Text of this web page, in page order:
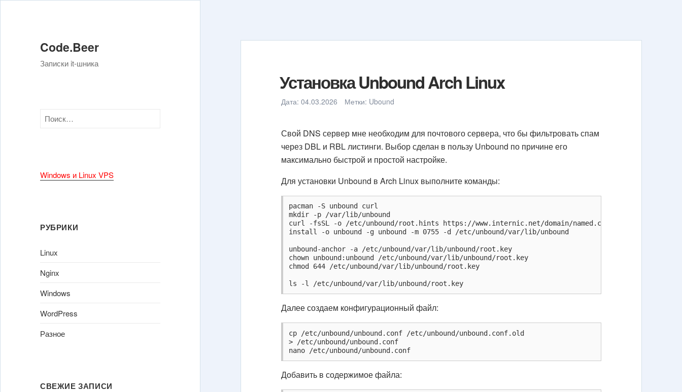
Code.Beer
Записки it-шника
Н
:Windows и Linux VPS
РУБРИКИ
Linux
Nginx
Windows
WordPress
Разное
СВЕЖИЕ ЗАПИСИ
Установка Unbound Arch Linux
Дата:04.03.2026 Метки: Ubound
Свой DNS сервер мне необходим для почтового сервера, что бы фильтровать спам
через DBL и RBL листинги. Выбор сделан в пользу Unbound по причине его
максимально быстрой и простой настройке.
Для установки Unbound в Arch Linux выполните команды:
pacman -S unbound curl
mkdir -p /var/lib/unbound
curl -fsSL -o /etc/unbound/root.hints https://www.internic.net/domain/named.cache
install -o unbound -g unbound -m 0755 -d /etc/unbound/var/lib/unbound
unbound-anchor -a /etc/unbound/var/lib/unbound/root.key
chown unbound:unbound /etc/unbound/var/lib/unbound/root.key
chmod 644 /etc/unbound/var/lib/unbound/root.key
ls -l /etc/unbound/var/lib/unbound/root.key
Далее создаем конфигурационный файл:
cp /etc/unbound/unbound.conf /etc/unbound/unbound.conf.old
> /etc/unbound/unbound.conf
nano /etc/unbound/unbound.conf
Добавить в содержимое файла: